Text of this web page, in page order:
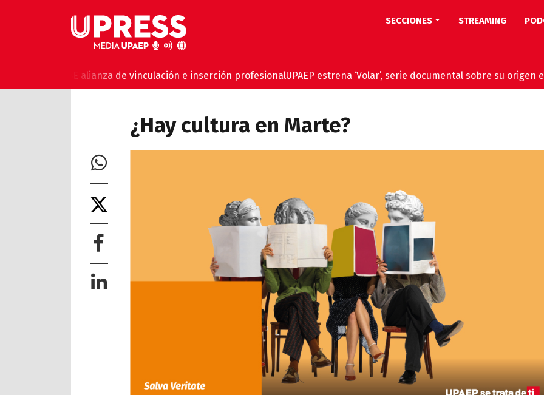
SECCIONES STREAMING
y MABE alianza de vinculación e inserción profesionalUPAEP estrena ‘Volar’, serie documental sobre su origen en
¿Hay cultura en Marte?